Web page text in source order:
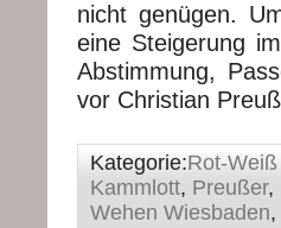
nicht genügen.
eine Steigerung
Abstimmung,
vor Christian
Kategorie:Rot-
Kammlott, Preußer,
Wehen Wiesbaden,